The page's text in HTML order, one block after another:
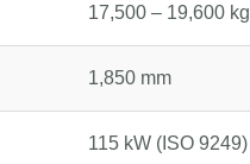
17,500 – 19,600 kg
1,850 mm
115 kW (ISO 9249)